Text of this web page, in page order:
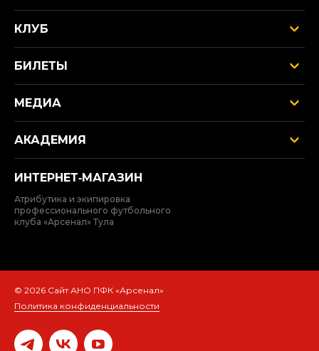
КЛУБ
БИЛЕТЫ
МЕДИА
АКАДЕМИЯ
ИНТЕРНЕТ‑МАГАЗИН
Атрибутика и экипировка
профессионального футбольного
клуба «Арсенал» Тула
© 2026 Сайт АНО ПФК «Арсенал»
Политика конфиденциальности